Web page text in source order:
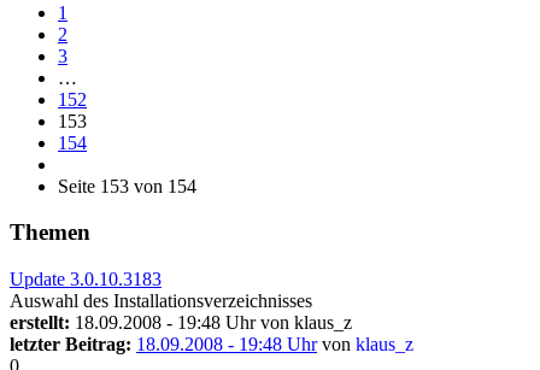
1
2
3
…
152
153
154
Seite 153 von 154
Themen
Update 3.0.10.3183
Auswahl des Installationsverzeichnisses
erstellt: 18.09.2008 - 19:48 Uhr von klaus_z
letzter Beitrag: 18.09.2008 - 19:48 Uhrvon klaus_z